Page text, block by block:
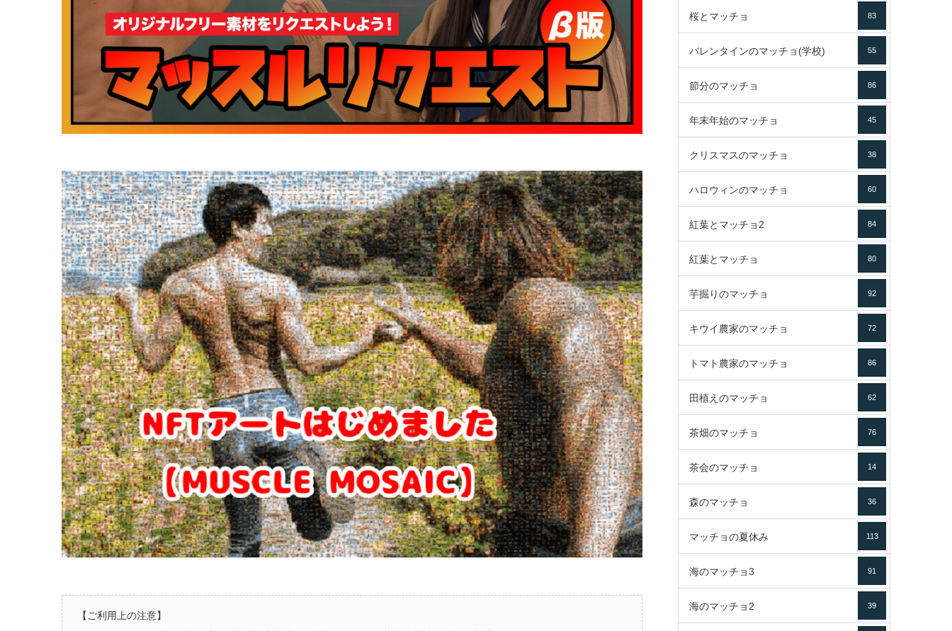
【ご利用上の注意】
桜とマッチョ 83
バレンタインのマッチョ(学校) 55
節分のマッチョ 86
年末年始のマッチョ 45
クリスマスのマッチョ 38
ハロウィンのマッチョ 60
紅葉とマッチョ2 84
紅葉とマッチョ 80
芋掘りのマッチョ 92
キウイ農家のマッチョ 72
トマト農家のマッチョ 86
田植えのマッチョ 62
茶畑のマッチョ 76
茶会のマッチョ 14
森のマッチョ 36
マッチョの夏休み 113
海のマッチョ3 91
海のマッチョ2 39